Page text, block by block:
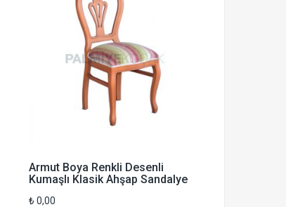
Armut Boya Renkli Desenli
Kumaşlı Klasik Ahşap Sandalye
₺ 0,00